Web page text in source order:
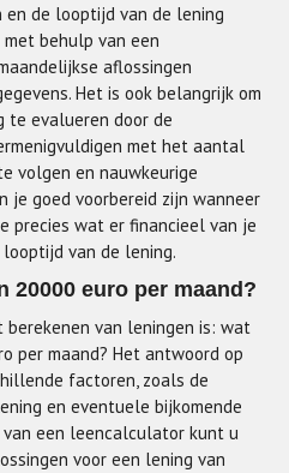
de looptijd van de lening
behulp van een
aflossingen
Het is ook belangrijk om
te evalueren door de
met het aantal
volgen en nauwkeurige
je goed voorbereid zijn wanneer
precies wat er financieel van je
van de lening.
20000 euro per maand?
van leningen is: wat
per maand? Het antwoord op
factoren, zoals de
en eventuele bijkomende
van een leencalculator kunt u
voor een lening van